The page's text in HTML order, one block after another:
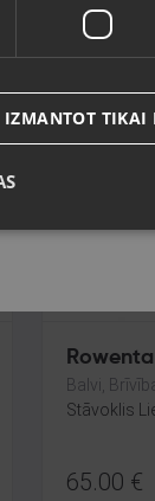
60.00
No 2.73€/
Rowenta
Balvi,
Stāvoklis
65.00 €
Valoda
IZMANTOT TIKAI